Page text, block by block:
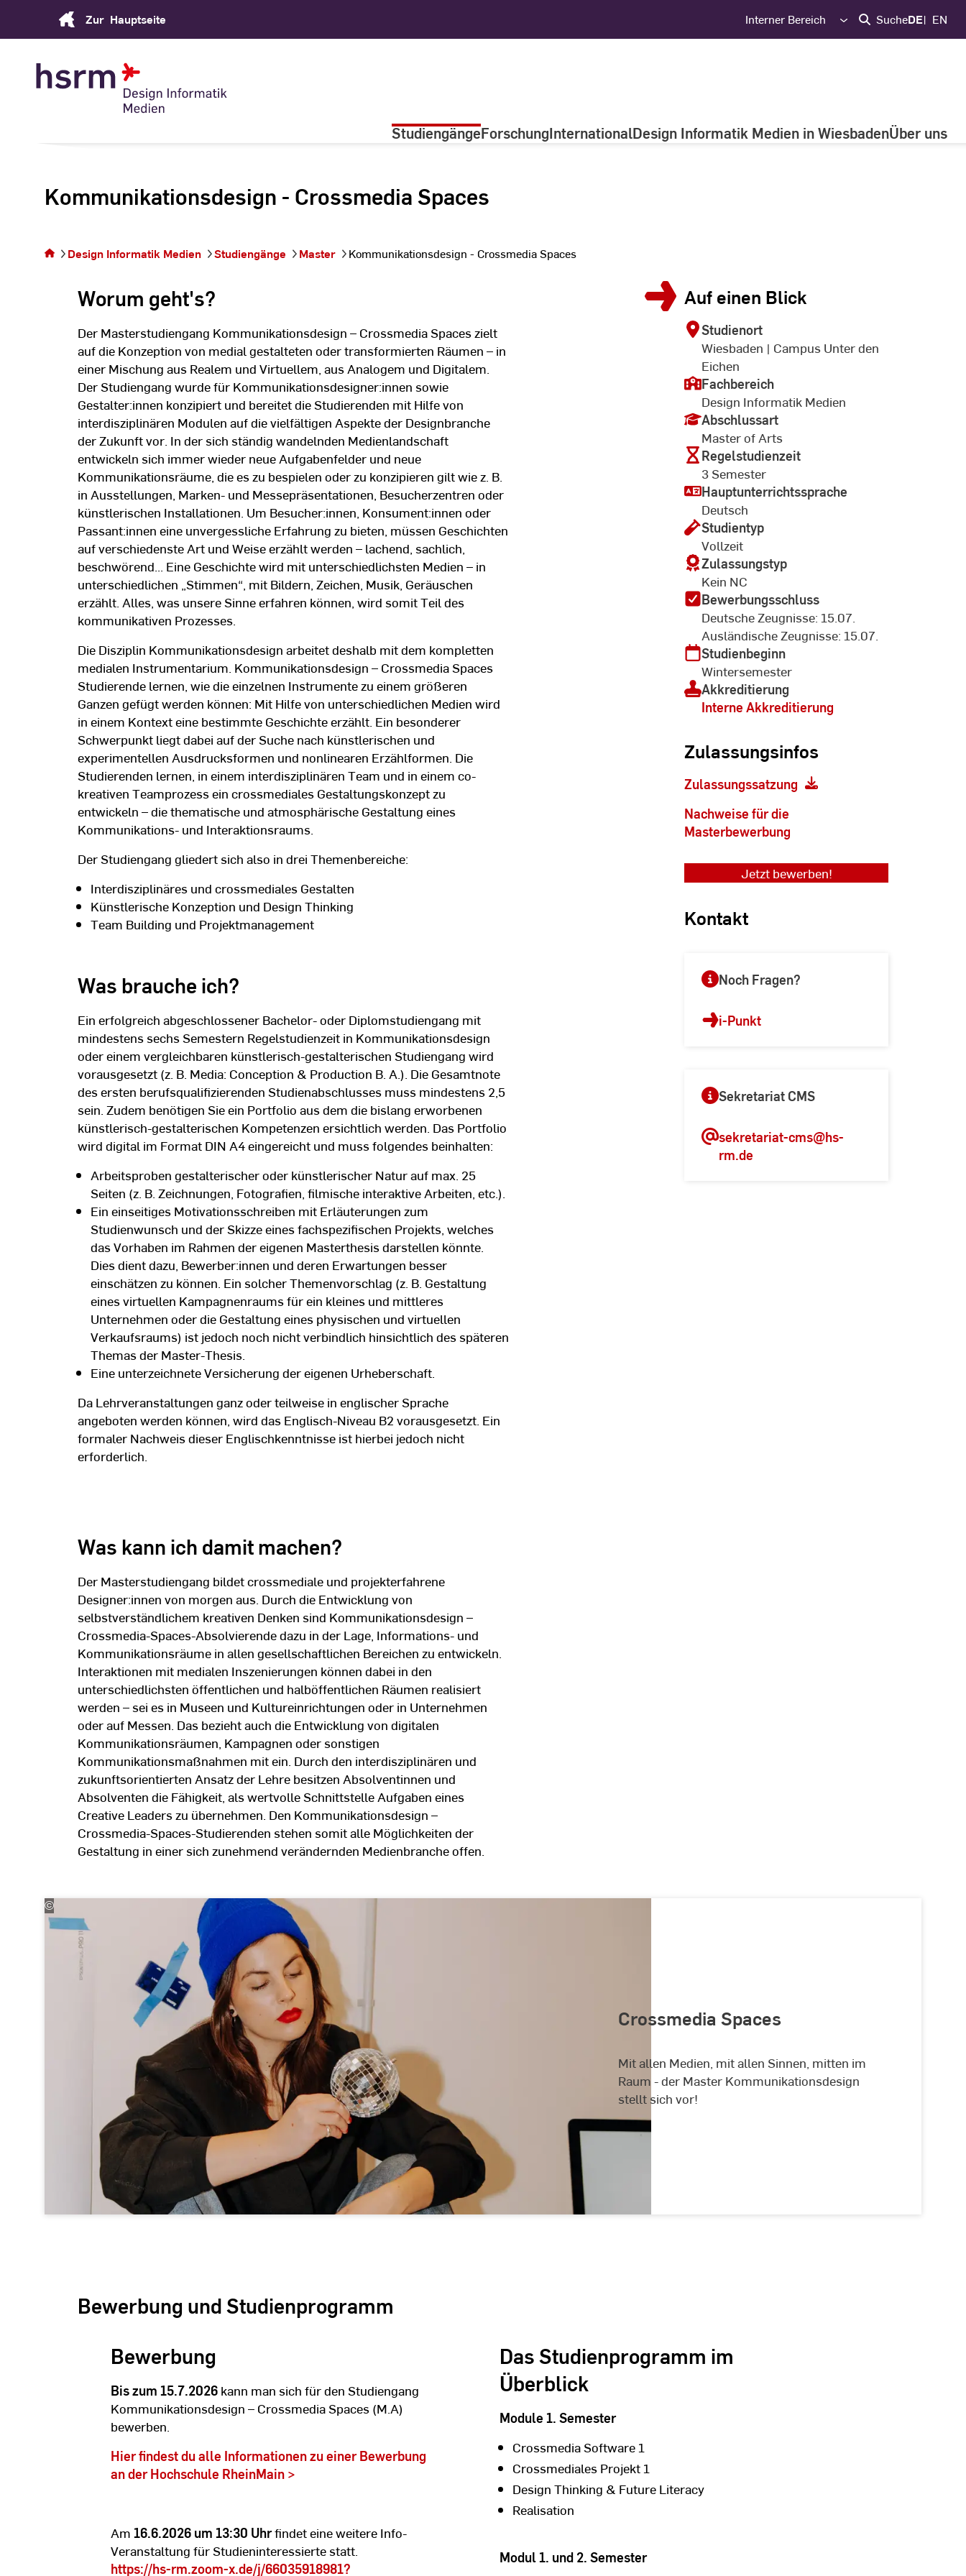
Zur Hauptseite Interner Bereich SucheDE EN
StudiengängeForschungInternationalDesign Informatik Medien in WiesbadenÜber uns
Kommunikationsdesign - Crossmedia Spaces
der Seite
Kommunikationsdesign
Design Informatik Medien Studiengänge Master Kommunikationsdesign - Crossmedia Spaces
Auf einen Blick
Studienort
Wiesbaden | Campus Unter den
Eichen
Fachbereich
Design Informatik Medien
Abschlussart
Master of Arts
Regelstudienzeit
3 Semester
Hauptunterrichtssprache
Deutsch
Studientyp
Vollzeit
Zulassungstyp
Kein NC
Bewerbungsschluss
Deutsche Zeugnisse: 15.07.
Ausländische Zeugnisse: 15.07.
Studienbeginn
Wintersemester
Akkreditierung
Interne Akkreditierung
Zulassungsinfos
Zulassungssatzung
Nachweise für die
Masterbewerbung
Jetzt bewerben!
Kontakt
Noch Fragen?
i-Punkt
Sekretariat CMS
sekretariat-cms@hs-
rm.de
Worum geht's?
Der Masterstudiengang Kommunikationsdesign – Crossmedia Spaces zielt
auf die Konzeption von medial gestalteten oder transformierten Räumen – in
einer Mischung aus Realem und Virtuellem, aus Analogem und Digitalem.
Der Studiengang wurde für Kommunikationsdesigner:innen sowie
Gestalter:innen konzipiert und bereitet die Studierenden mit Hilfe von
interdisziplinären Modulen auf die vielfältigen Aspekte der Designbranche
der Zukunft vor. In der sich ständig wandelnden Medienlandschaft
entwickeln sich immer wieder neue Aufgabenfelder und neue
Kommunikationsräume, die es zu bespielen oder zu konzipieren gilt wie z. B.
in Ausstellungen, Marken- und Messepräsentationen, Besucherzentren oder
künstlerischen Installationen. Um Besucher:innen, Konsument:innen oder
Passant:innen eine unvergessliche Erfahrung zu bieten, müssen Geschichten
auf verschiedenste Art und Weise erzählt werden – lachend, sachlich,
beschwörend... Eine Geschichte wird mit unterschiedlichsten Medien – in
unterschiedlichen „Stimmen“, mit Bildern, Zeichen, Musik, Geräuschen
erzählt. Alles, was unsere Sinne erfahren können, wird somit Teil des
kommunikativen Prozesses.
Die Disziplin Kommunikationsdesign arbeitet deshalb mit dem kompletten
medialen Instrumentarium. Kommunikationsdesign – Crossmedia Spaces
Studierende lernen, wie die einzelnen Instrumente zu einem größeren
Ganzen gefügt werden können: Mit Hilfe von unterschiedlichen Medien wird
in einem Kontext eine bestimmte Geschichte erzählt. Ein besonderer
Schwerpunkt liegt dabei auf der Suche nach künstlerischen und
experimentellen Ausdrucksformen und nonlinearen Erzählformen. Die
Studierenden lernen, in einem interdisziplinären Team und in einem co-
kreativen Teamprozess ein crossmediales Gestaltungskonzept zu
entwickeln – die thematische und atmosphärische Gestaltung eines
Kommunikations- und Interaktionsraums.
Der Studiengang gliedert sich also in drei Themenbereiche:
Interdisziplinäres und crossmediales Gestalten
Künstlerische Konzeption und Design Thinking
Team Building und Projektmanagement
Was brauche ich?
Ein erfolgreich abgeschlossener Bachelor- oder Diplomstudiengang mit
mindestens sechs Semestern Regelstudienzeit in Kommunikationsdesign
oder einem vergleichbaren künstlerisch-gestalterischen Studiengang wird
vorausgesetzt (z. B. Media: Conception & Production B. A.). Die Gesamtnote
des ersten berufsqualifizierenden Studienabschlusses muss mindestens 2,5
sein. Zudem benötigen Sie ein Portfolio aus dem die bislang erworbenen
künstlerisch-gestalterischen Kompetenzen ersichtlich werden. Das Portfolio
wird digital im Format DIN A4 eingereicht und muss folgendes beinhalten:
Arbeitsproben gestalterischer oder künstlerischer Natur auf max. 25
Seiten (z. B. Zeichnungen, Fotografien, filmische interaktive Arbeiten, etc.).
Ein einseitiges Motivationsschreiben mit Erläuterungen zum
Studienwunsch und der Skizze eines fachspezifischen Projekts, welches
das Vorhaben im Rahmen der eigenen Masterthesis darstellen könnte.
Dies dient dazu, Bewerber:innen und deren Erwartungen besser
einschätzen zu können. Ein solcher Themenvorschlag (z. B. Gestaltung
eines virtuellen Kampagnenraums für ein kleines und mittleres
Unternehmen oder die Gestaltung eines physischen und virtuellen
Verkaufsraums) ist jedoch noch nicht verbindlich hinsichtlich des späteren
Themas der Master-Thesis.
Eine unterzeichnete Versicherung der eigenen Urheberschaft.
Da Lehrveranstaltungen ganz oder teilweise in englischer Sprache
angeboten werden können, wird das Englisch-Niveau B2 vorausgesetzt. Ein
formaler Nachweis dieser Englischkenntnisse ist hierbei jedoch nicht
erforderlich.
Was kann ich damit machen?
Der Masterstudiengang bildet crossmediale und projekterfahrene
Designer:innen von morgen aus. Durch die Entwicklung von
selbstverständlichem kreativen Denken sind Kommunikationsdesign –
Crossmedia-Spaces-Absolvierende dazu in der Lage, Informations- und
Kommunikationsräume in allen gesellschaftlichen Bereichen zu entwickeln.
Interaktionen mit medialen Inszenierungen können dabei in den
unterschiedlichsten öffentlichen und halböffentlichen Räumen realisiert
werden – sei es in Museen und Kultureinrichtungen oder in Unternehmen
oder auf Messen. Das bezieht auch die Entwicklung von digitalen
Kommunikationsräumen, Kampagnen oder sonstigen
Kommunikationsmaßnahmen mit ein. Durch den interdisziplinären und
zukunftsorientierten Ansatz der Lehre besitzen Absolventinnen und
Absolventen die Fähigkeit, als wertvolle Schnittstelle Aufgaben eines
Creative Leaders zu übernehmen. Den Kommunikationsdesign –
Crossmedia-Spaces-Studierenden stehen somit alle Möglichkeiten der
Gestaltung in einer sich zunehmend verändernden Medienbranche offen.
©
Kira
Jacobi
Crossmedia Spaces
Mit allen Medien, mit allen Sinnen, mitten im
Raum - der Master Kommunikationsdesign
stellt sich vor!
Bewerbung und Studienprogramm
Bewerbung
Bis zum 15.7.2026 kann man sich für den Studiengang
Kommunikationsdesign – Crossmedia Spaces (M.A)
bewerben.
Hier findest du alle Informationen zu einer Bewerbung
an der Hochschule RheinMain >
Am 16.6.2026 um 13:30 Uhrfindet eine weitere Info-
Veranstaltung für Studieninteressierte statt.
https://hs-rm.zoom-x.de/j/66035918981?
Das Studienprogramm im
Überblick
Module 1. Semester
Crossmedia Software 1
Crossmediales Projekt 1
Design Thinking & Future Literacy
Realisation
Modul 1. und 2. Semester